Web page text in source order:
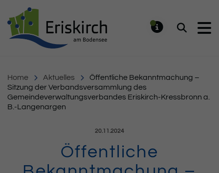
Suchen
Home Aktuelles
Öffentliche Bekanntmachung –
Sitzung der Verbandsversammlung des
Gemeindeverwaltungsverbandes Eriskirch-Kressbronn a.
B.-Langenargen
Veröffentlicht am:
20.11.2024
Öffentliche